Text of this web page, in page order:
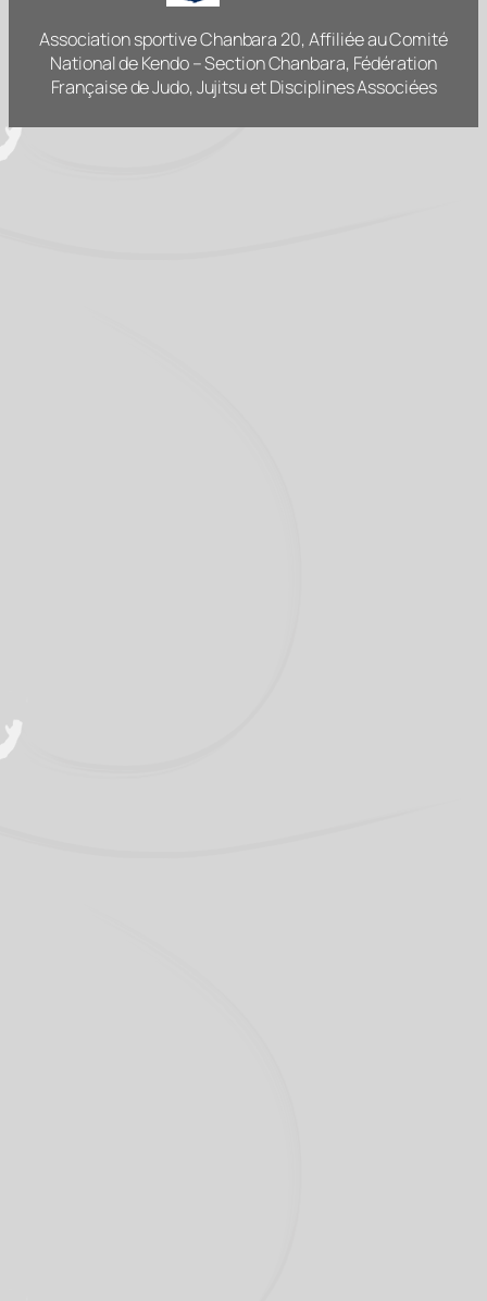
Association sportive Chanbara 20, Affiliée au Comité
National de Kendo – Section Chanbara, Fédération
Française de Judo, Jujitsu et Disciplines Associées